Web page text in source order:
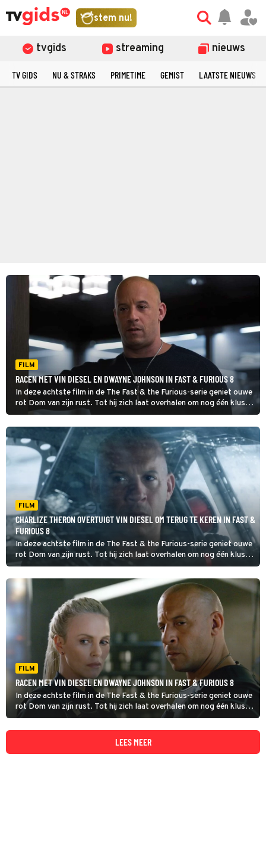
stem nu!
tvgids streaming nieuws
TV GIDS NU & STRAKS PRIMETIME GEMIST LAATSTE NIEUWS
FILM
RACEN MET VIN DIESEL EN DWAYNE JOHNSON IN FAST & FURIOUS 8
In deze achtste film in de The Fast & the Furious-serie geniet ouwe
rot Dom van zijn rust. Tot hij zich laat overhalen om nog één klus
te doen.
FILM
CHARLIZE THERON OVERTUIGT VIN DIESEL OM TERUG TE KEREN IN FAST &
FURIOUS 8
In deze achtste film in de The Fast & the Furious-serie geniet ouwe
rot Dom van zijn rust. Tot hij zich laat overhalen om nog één klus
te doen.
FILM
RACEN MET VIN DIESEL EN DWAYNE JOHNSON IN FAST & FURIOUS 8
In deze achtste film in de The Fast & the Furious-serie geniet ouwe
rot Dom van zijn rust. Tot hij zich laat overhalen om nog één klus
te doen.
LEES MEER